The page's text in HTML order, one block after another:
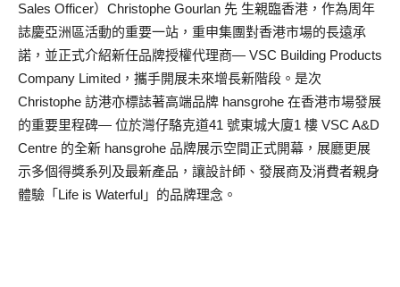
Sales Officer）Christophe Gourlan 先 生親臨香港，作為周年
誌慶亞洲區活動的重要一站，重申集團對香港市場的長遠承
諾，並正式介紹新任品牌授權代理商— VSC Building Products
Company Limited，攜手開展未來增長新階段。是次
Christophe 訪港亦標誌著高端品牌 hansgrohe 在香港市場發展
的重要里程碑— 位於灣仔駱克道41 號東城大廈1 樓 VSC A&D
Centre 的全新 hansgrohe 品牌展示空間正式開幕，展廳更展
示多個得獎系列及最新產品，讓設計師、發展商及消費者親身
體驗「Life is Waterful」的品牌理念。